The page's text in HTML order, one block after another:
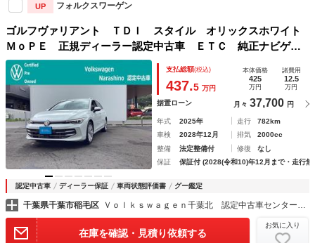
UP フォルクスワーゲン
ゴルフヴァリアント ＴＤＩ スタイル オリックスホワイト
ＭｏＰＥ 正規ディーラー認定中古車 ＥＴＣ 純正ナビゲー
ション オートホールド 障害物センサー ヒートヒーター
支払総額(税込)
437.5 万円
本体価格
425
万円
諸費用
12.5
万円
据置ローン 月々 37,700 円
年式 2025年 走行
782km
車検
2028年12月 排気
2000cc
整備
法定整備付 修復
なし
保証
保証付 (2028(令和10)年12月まで・走行無
認定中古車 ディーラー保証 車両状態評価書 グー鑑定
千葉県千葉市稲毛区 Ｖｏｌｋｓｗａｇｅｎ千葉北 認定中古車センター 大木自動車（株）
在庫を確認・見積り依頼する
お気に入り